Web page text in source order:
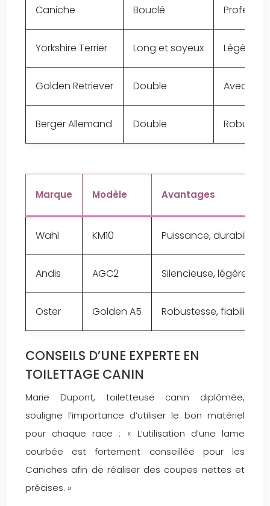
Caniche Bouclé
Yorkshire Terrier Long et soyeux Légère
Golden Retriever Double Avec
Berger Allemand Double Robuste
Marque Modèle Avantages
Wahl KM10 Puissance, durabilité,
Andis AGC2 Silencieuse, légère,
Oster Golden A5 Robustesse, fiabilité,
CONSEILS D’UNE EXPERTE EN
TOILETTAGE CANIN
Marie Dupont, toiletteuse canin diplômée,
souligne l’importance d’utiliser le bon matériel
pour chaque race : « L’utilisation d’une lame
courbée est fortement conseillée pour les
Caniches afin de réaliser des coupes nettes et
précises. »